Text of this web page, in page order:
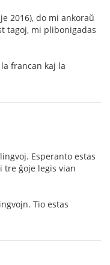
2016), do mi ankoraŭ
tagoj, mi plibonigadas
francan kaj la
Esperanto estas
tre ĝoje legis vian
Tio estas